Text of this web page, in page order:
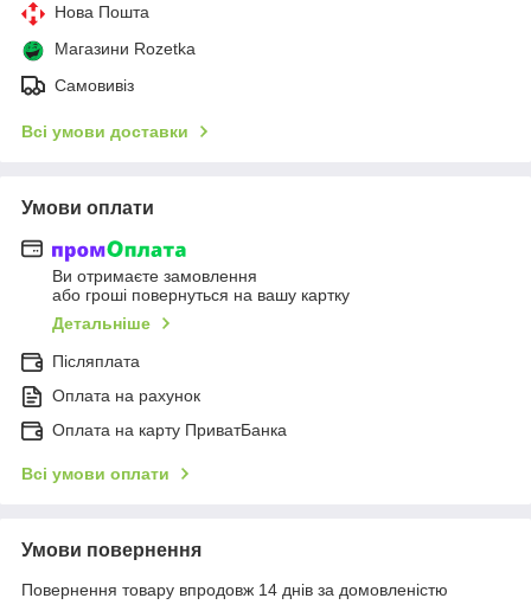
Нова Пошта
Магазини Rozetka
Самовивіз
Всі умови доставки
Умови оплати
Ви отримаєте замовлення
або гроші повернуться на вашу картку
Детальніше
Післяплата
Оплата на рахунок
Оплата на карту ПриватБанка
Всі умови оплати
Умови повернення
Повернення товару впродовж 14 днів за домовленістю